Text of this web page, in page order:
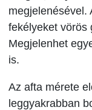
megjelenésével.
fekélyeket vörös
Megjelenhet
is.
Az afta mérete
leggyakrabban